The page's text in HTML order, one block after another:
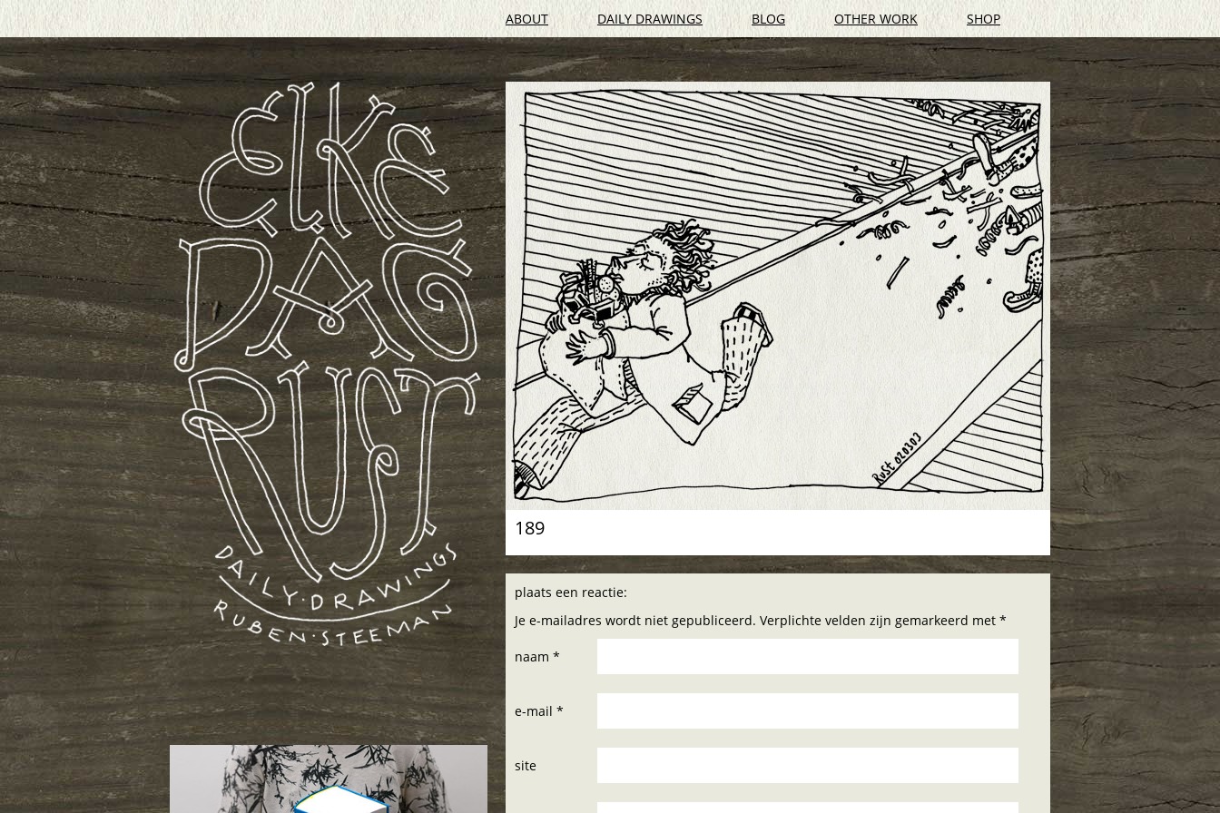
ABOUT DAILY DRAWINGS BLOG OTHER WORK SHOP
189
plaats een reactie:
Je e-mailadres wordt niet gepubliceerd. Verplichte velden zijn gemarkeerd met *
naam *
e-mail *
site